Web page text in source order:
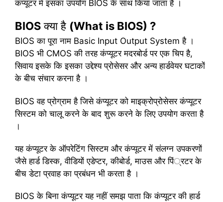
कंप्यूटर में इसका उपयोग BIOS के साथ किया जाता है ।
BIOSक्या है (What is BIOS) ?
BIOS का पूरा नाम Basic Input Output System है ।
BIOS भी CMOS की तरह कंप्यूटर मदरबोर्ड पर एक चिप है,
सिवाय इसके कि इसका उद्देश्य प्रोसेसर और अन्य हार्डवेयर घटाकों
के बीच संचार करना है ।
BIOS वह प्रोग्राम है जिसे कंप्यूटर को माइक्रोप्रोसेसर कंप्यूटर
सिस्टम को चालू करने के बाद शुरू करने के लिए उपयोग करता है
।
यह कंप्यूटर के ऑपरेटिंग सिस्टम और कंप्यूटर में संलग्न उपकरणों
जैसे हार्ड डिस्क, वीडियों एडेप्टर, कीबोर्ड, माउस और पिं्रटर के
बीच डेटा प्रवाह का प्रबंधन भी करता है ।
BIOS के बिना कंप्यूटर यह नहीं समझ पाता कि कंप्यूटर की हार्ड